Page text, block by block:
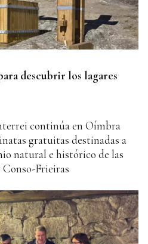
descubrir los lagares
continúa en Oímbra
gratuitas destinadas a
natural e histórico de las
Frieiras